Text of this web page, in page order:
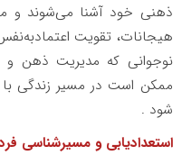
ذهنی خود آشنا می‌شوند و
هیجانات، تقویت
نوجوانی که مدیریت ذهن و
ممکن است در مسیر زندگی
شود .
استعدادیابی و مسیرشناسی